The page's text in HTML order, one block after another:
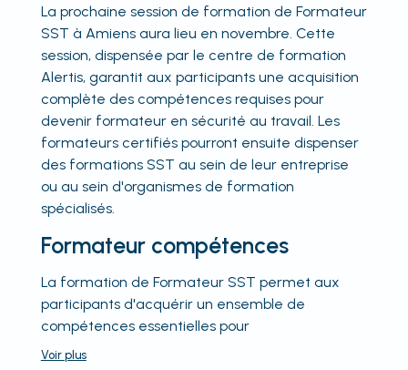
La prochaine session de formation de Formateur
SST à Amiens aura lieu en novembre. Cette
session, dispensée par le centre de formation
Alertis, garantit aux participants une acquisition
complète des compétences requises pour
devenir formateur en sécurité au travail. Les
formateurs certifiés pourront ensuite dispenser
des formations SST au sein de leur entreprise
ou au sein d'organismes de formation
spécialisés.
Formateur compétences
La formation de Formateur SST permet aux
participants d'acquérir un ensemble de
compétences essentielles pour
Voir plus